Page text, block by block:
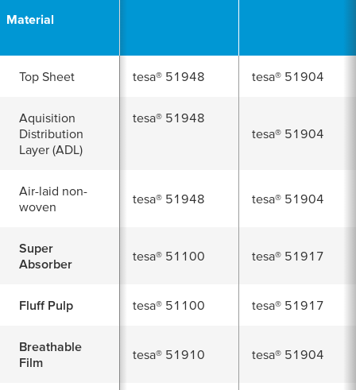
Material
Top Sheet tesa® 51948 tesa® 51904
Aquisition
Distribution
Layer (ADL)
tesa® 51948
tesa® 51904
Air-laid non-
woven
tesa® 51948 tesa® 51904
Super
Absorber
tesa® 51100 tesa® 51917
Fluff Pulp tesa® 51100 tesa® 51917
Breathable
Film
tesa® 51910 tesa® 51904